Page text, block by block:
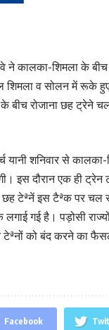
ने कालका-शिमला के
व सोलन में रूके
रोजाना छह ट्रेने
यानी शनिवार से
इस दौरान एक ही
में छह टेªनें इस टैªक पर
गई है। पड़ोसी
को बंद करने का
Facebook